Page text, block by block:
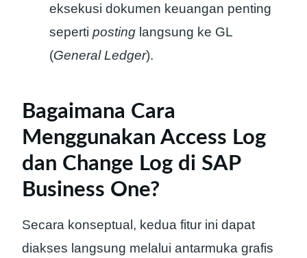
eksekusi dokumen keuangan penting
seperti posting langsung ke GL
(General Ledger).
Bagaimana Cara
Menggunakan Access Log
dan Change Log di SAP
Business One?
Secara konseptual, kedua fitur ini dapat
diakses langsung melalui antarmuka grafis